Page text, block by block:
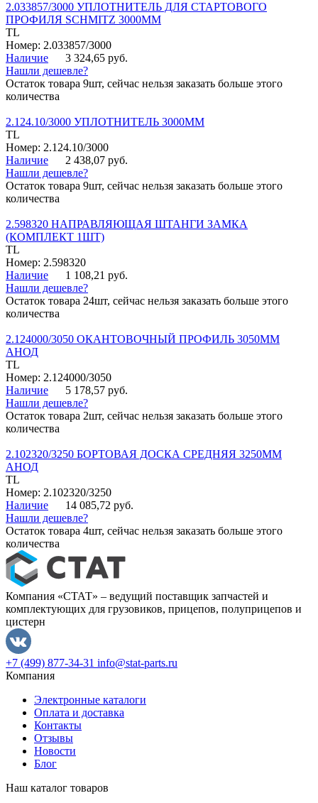
2.033857/3000 УПЛОТНИТЕЛЬ ДЛЯ СТАРТОВОГО
ПРОФИЛЯ SCHMITZ 3000ММ
TL
Номер: 2.033857/3000
Наличие
3 324,65 руб.
Нашли дешевле?
Остаток товара 9шт, сейчас нельзя заказать больше этого
количества
2.124.10/3000 УПЛОТНИТЕЛЬ 3000ММ
TL
Номер: 2.124.10/3000
Наличие
2 438,07 руб.
Нашли дешевле?
Остаток товара 9шт, сейчас нельзя заказать больше этого
количества
2.598320 НАПРАВЛЯЮЩАЯ ШТАНГИ ЗАМКА
(КОМПЛЕКТ 1ШТ)
TL
Номер: 2.598320
Наличие
1 108,21 руб.
Нашли дешевле?
Остаток товара 24шт, сейчас нельзя заказать больше этого
количества
2.124000/3050 ОКАНТОВОЧНЫЙ ПРОФИЛЬ 3050ММ
АНОД
TL
Номер: 2.124000/3050
Наличие
5 178,57 руб.
Нашли дешевле?
Остаток товара 2шт, сейчас нельзя заказать больше этого
количества
2.102320/3250 БОРТОВАЯ ДОСКА СРЕДНЯЯ 3250ММ
АНОД
TL
Номер: 2.102320/3250
Наличие
14 085,72 руб.
Нашли дешевле?
Остаток товара 4шт, сейчас нельзя заказать больше этого
количества
Компания «СТАТ» – ведущий поставщик запчастей и
комплектующих для грузовиков, прицепов, полуприцепов и
цистерн
+7 (499) 877-34-31 info@stat-parts.ru
Компания
Электронные каталоги
Оплата и доставка
Контакты
Отзывы
Новости
Блог
Наш каталог товаров